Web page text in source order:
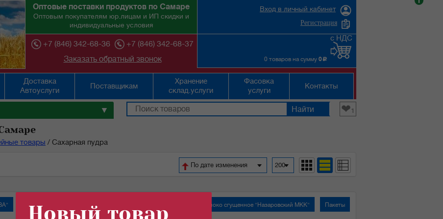
Оптовые поставки продуктов по Самаре
Оптовым покупателям юр.лицам и ИП скидки и
индивидуальные условия
+7 (846) 342-68-36
+7 (846) 342-68-37
Заказать обратный звонок
Вход в личный кабинет
Регистрация
0 товаров на сумму 0 c
с НДС
Доставка
Автоуслуги
Поставщикам
Хранение
склад.услуги
Фасовка
услуги
Контакты
▼ ❤1
товары / Сахарная пудра
200
По дате изменения
Крабовые палочки Молоко сгущенное "Алексеевское" Молоко сгущенное "Назаровский МКК" Пакеты